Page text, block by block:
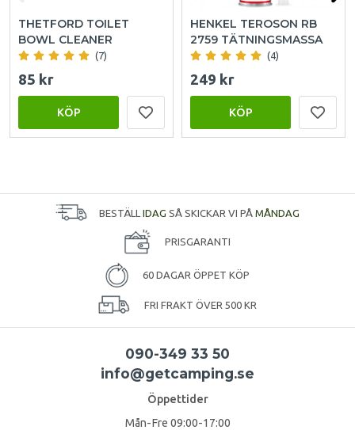
THETFORD TOILET
BOWL CLEANER
(7)
85 kr
KÖP
HENKEL TEROSON RB
2759 TÄTNINGSMASSA
(4)
249 kr
KÖP
BESTÄLL IDAG SÅ SKICKAR VI PÅ MÅNDAG
PRISGARANTI
60 DAGAR ÖPPET KÖP
FRI FRAKT ÖVER 500 KR
090-349 33 50
info@getcamping.se
Öppettider
Mån-Fre 09:00-17:00